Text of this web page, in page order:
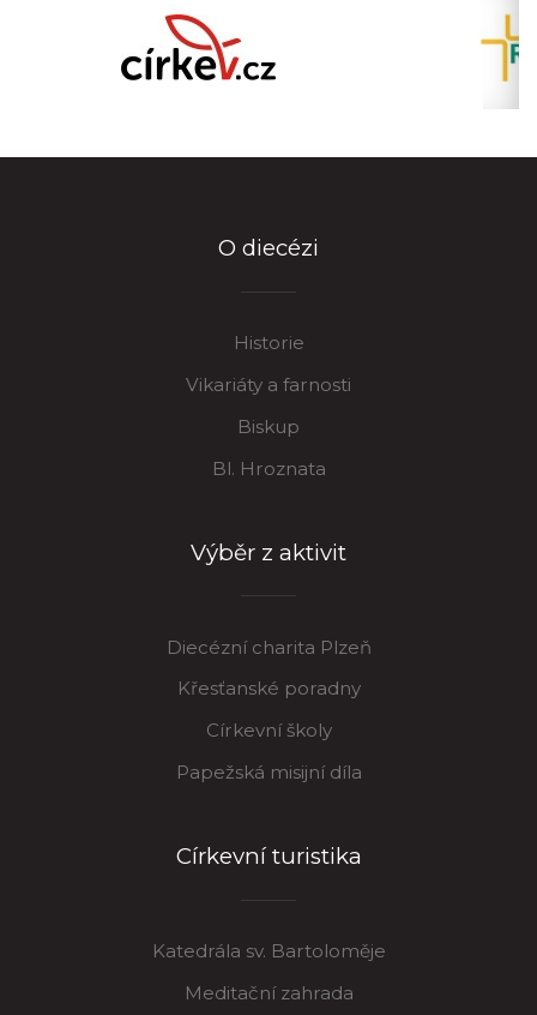
O diecézi
Historie
Vikariáty a farnosti
Biskup
Bl. Hroznata
Výběr z aktivit
Diecézní charita Plzeň
Křesťanské poradny
Církevní školy
Papežská misijní díla
Církevní turistika
Katedrála sv. Bartoloměje
Meditační zahrada